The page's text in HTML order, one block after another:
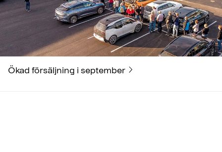
Ökad försäljning i september